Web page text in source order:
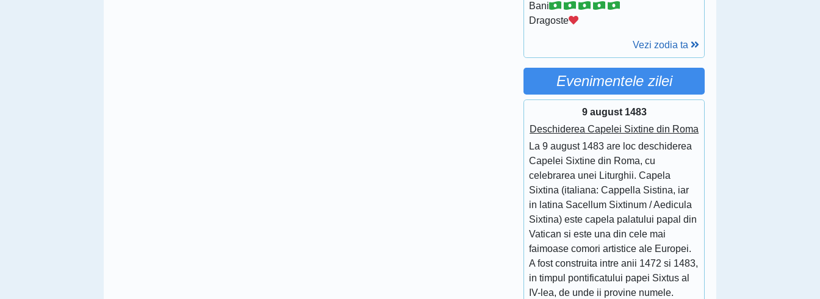
Bani
Dragoste
Vezi zodia ta
Evenimentele zilei
9 august 1483
Deschiderea Capelei Sixtine din Roma
La 9 august 1483 are loc deschiderea
Capelei Sixtine din Roma, cu
celebrarea unei Liturghii. Capela
Sixtina (italiana: Cappella Sistina, iar
in latina Sacellum Sixtinum / Aedicula
Sixtina) este capela palatului papal din
Vatican si este una din cele mai
faimoase comori artistice ale Europei.
A fost construita intre anii 1472 si 1483,
in timpul pontificatului papei Sixtus al
IV-lea, de unde ii provine numele.